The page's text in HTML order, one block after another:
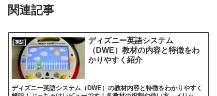
関連記事
英語
ディズニー英語システム
（DWE）教材の内容と特徴をわ
かりやすく紹介
ディズニー英語システム（DWE）の教材内容と特徴をわかりやすく